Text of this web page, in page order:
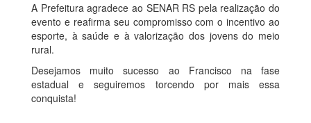
A Prefeitura agradece ao SENAR RS pela realização do
evento e reafirma seu compromisso com o incentivo ao
esporte, à saúde e à valorização dos jovens do meio
rural.
Desejamos muito sucesso ao Francisco na fase
estadual e seguiremos torcendo por mais essa
conquista!